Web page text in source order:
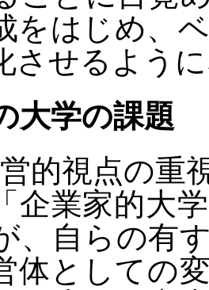
をはじめ、
させるよう
大学の課題
営的視点の重
企業家的大
、自らの有
体としての